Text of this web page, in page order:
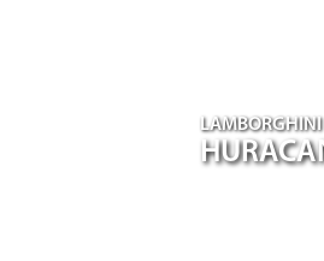
LAMBORGHINI